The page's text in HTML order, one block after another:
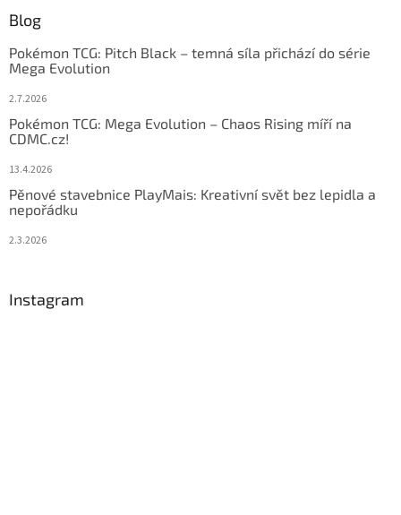
Blog
Pokémon TCG: Pitch Black – temná síla přichází do série
Mega Evolution
2.7.2026
Pokémon TCG: Mega Evolution – Chaos Rising míří na
CDMC.cz!
13.4.2026
Pěnové stavebnice PlayMais: Kreativní svět bez lepidla a
nepořádku
2.3.2026
Instagram